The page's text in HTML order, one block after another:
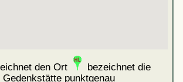
den Ort
bezeichnet die
Gedenkstätte punktgenau